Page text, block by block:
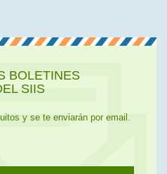
BOLETINES
SIIS
y se te enviarán por email.